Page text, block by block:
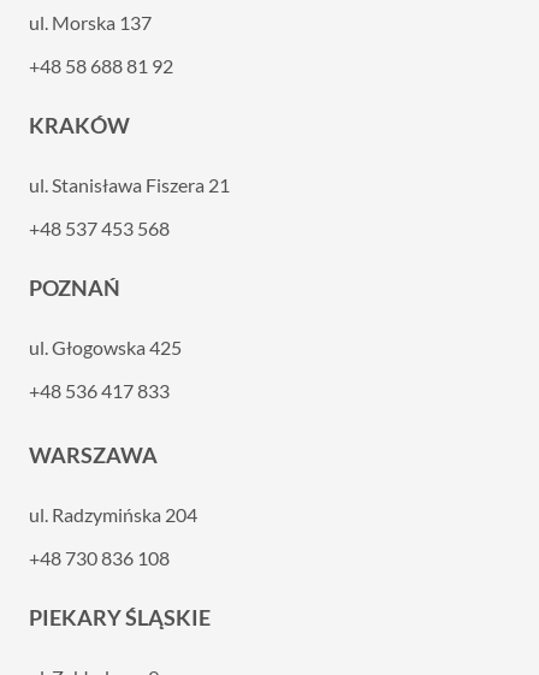
ul. Morska 137
+48 58 688 81 92
KRAKÓW
ul. Stanisława Fiszera 21
+48 537 453 568
POZNAŃ
ul. Głogowska 425
+48 536 417 833
WARSZAWA
ul. Radzymińska 204
+48 730 836 108
PIEKARY ŚLĄSKIE